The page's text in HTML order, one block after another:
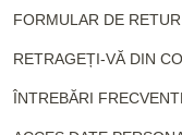
FORMULAR DE RETUR
RETRAGEȚI-VĂ DIN
ÎNTREBĂRI